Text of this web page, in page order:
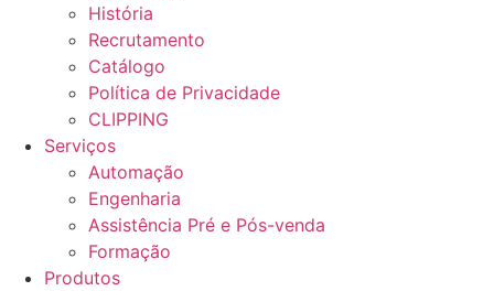
História
Recrutamento
Catálogo
Política de Privacidade
CLIPPING
Serviços
Automação
Engenharia
Assistência Pré e Pós-venda
Formação
Produtos